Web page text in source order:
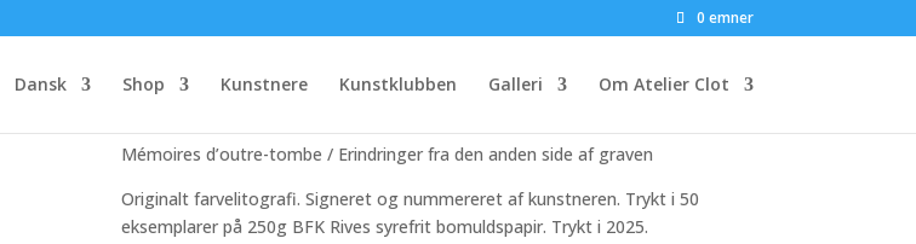
0 emner
Dansk Shop Kunstnere Kunstklubben Galleri Om Atelier Clot
Bjørn Nørgaard – Erindringer fra den
4.500,00
Mémoires d’outre-tombe / Erindringer fra den anden side af graven
Originalt farvelitografi. Signeret og nummereret af kunstneren. Trykt i 50
eksemplarer på 250g BFK Rives syrefrit bomuldspapir. Trykt i 2025.